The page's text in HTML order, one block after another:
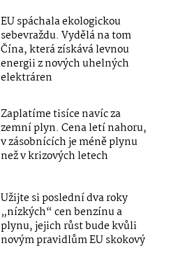
EU spáchala ekologickou
sebevraždu. Vydělá na tom
Čína, která získává levnou
energii z nových uhelných
elektráren
Zaplatíme tisíce navíc za
zemní plyn. Cena letí nahoru,
v zásobnících je méně plynu
než v krizových letech
Užijte si poslední dva roky
„nízkých“ cen benzínu a
plynu, jejich růst bude kvůli
novým pravidlům EU skokový